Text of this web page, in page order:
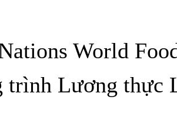
World
trình Lương thực